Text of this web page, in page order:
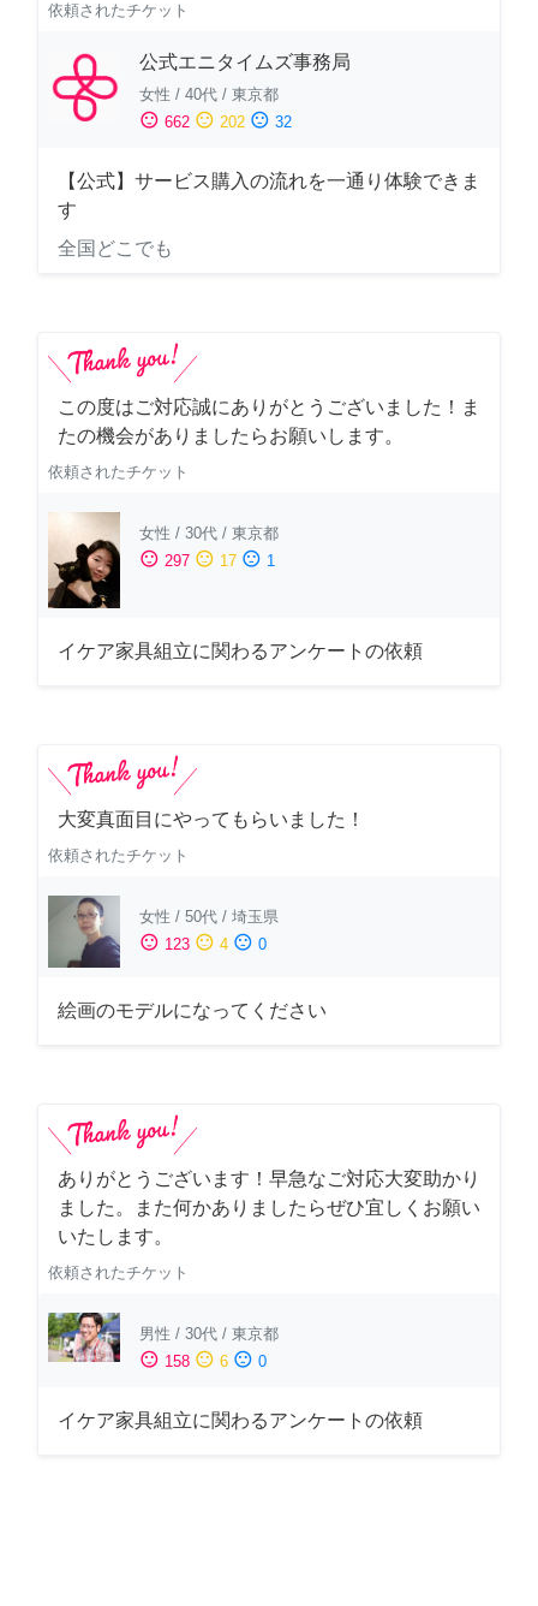
依頼されたチケット
公式エニタイムズ事務局
女性 / 40代 / 東京都
sentiment_satisfied 662 sentiment_neutral 202 sentiment_dissatisfied 32
【公式】サービス購入の流れを一通り体験できま
す
全国どこでも
この度はご対応誠にありがとうございました！ま
たの機会がありましたらお願いします。
依頼されたチケット
女性 / 30代 / 東京都
sentiment_satisfied 297 sentiment_neutral 17 sentiment_dissatisfied 1
イケア家具組立に関わるアンケートの依頼
大変真面目にやってもらいました！
依頼されたチケット
女性 / 50代 / 埼玉県
sentiment_satisfied 123 sentiment_neutral 4 sentiment_dissatisfied 0
絵画のモデルになってください
ありがとうございます！早急なご対応大変助かり
ました。また何かありましたらぜひ宜しくお願い
いたします。
依頼されたチケット
男性 / 30代 / 東京都
sentiment_satisfied 158 sentiment_neutral 6 sentiment_dissatisfied 0
イケア家具組立に関わるアンケートの依頼